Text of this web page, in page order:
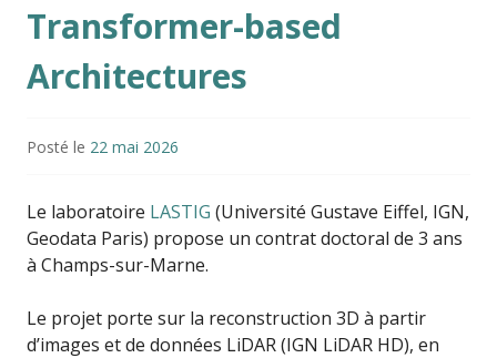
Transformer-based
Architectures
Posté le 22 mai 2026
Le laboratoire LASTIG (Université Gustave Eiffel, IGN,
Geodata Paris) propose un contrat doctoral de 3 ans
à Champs-sur-Marne.
Le projet porte sur la reconstruction 3D à partir
d’images et de données LiDAR (IGN LiDAR HD), en